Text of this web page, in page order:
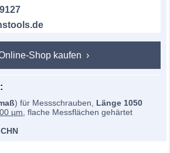
Shop kaufen
) für Messschrauben, Länge 1050
µm , flache Messflächen gehärtet